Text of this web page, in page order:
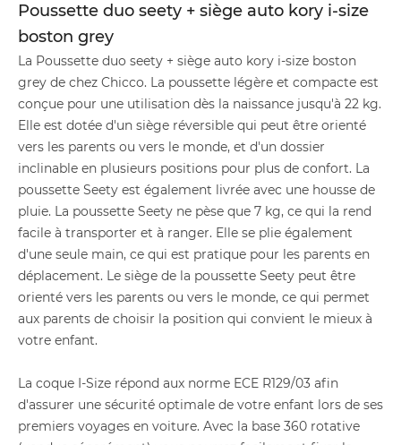
Poussette duo seety + siège auto kory i-size
boston grey
La Poussette duo seety + siège auto kory i-size boston
grey de chez Chicco. La poussette légère et compacte est
conçue pour une utilisation dès la naissance jusqu'à 22 kg.
Elle est dotée d'un siège réversible qui peut être orienté
vers les parents ou vers le monde, et d'un dossier
inclinable en plusieurs positions pour plus de confort. La
poussette Seety est également livrée avec une housse de
pluie. La poussette Seety ne pèse que 7 kg, ce qui la rend
facile à transporter et à ranger. Elle se plie également
d'une seule main, ce qui est pratique pour les parents en
déplacement. Le siège de la poussette Seety peut être
orienté vers les parents ou vers le monde, ce qui permet
aux parents de choisir la position qui convient le mieux à
votre enfant.
La coque I-Size répond aux norme ECE R129/03 afin
d'assurer une sécurité optimale de votre enfant lors de ses
premiers voyages en voiture. Avec la base 360 rotative